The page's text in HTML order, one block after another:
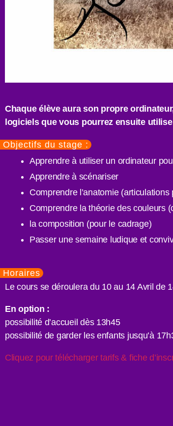
Chaque élève aura son propre
logiciels que vous pourrez ensuite
Objectifs du stage :
Apprendre à utiliser un ordinateur
Apprendre à scénariser
Comprendre l’anatomie
Comprendre la théorie des couleurs
la composition (pour le cadrage)
Passer une semaine ludique et
Horaires
Le cours se déroulera du 10 au 14 Avril de
En option :
possibilité d’accueil dès 13h45
possibilité de garder les enfants jusqu’à
Cliquez pour télécharger tarifs & fiche